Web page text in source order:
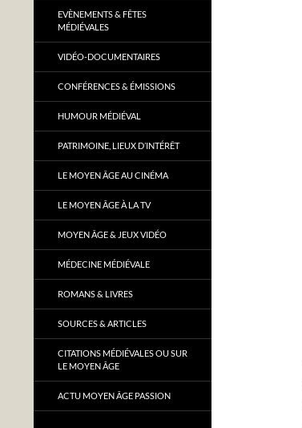
EVÈNEMENTS & FÊTES
MÉDIÉVALES
VIDÉO-DOCUMENTAIRES
CONFÉRENCES & ÉMISSIONS
HUMOUR MÉDIÉVAL
PATRIMOINE, LIEUX D’INTÉRÊT
LE MOYEN ÂGE AU CINÉMA
LE MOYEN ÂGE À LA TV
MOYEN ÂGE & JEUX VIDÉO
MÉDECINE MÉDIÉVALE
ROMANS & LIVRES
SOURCES & ARTICLES
CITATIONS MÉDIÉVALES OU SUR
LE MOYEN ÂGE
ACTU MOYEN ÂGE PASSION